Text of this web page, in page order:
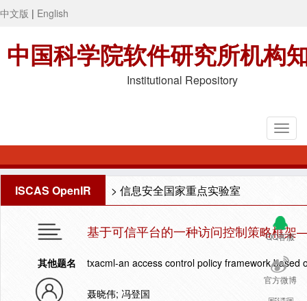
中文版 | English
中国科学院软件研究所机构
Institutional Repository
ISCAS OpenIR > 信息安全国家重点实验室
QQ客服
官方微博
基于可信平台的一种访问控制策略框
其他题名 txacml-an access control policy framework based
聂晓伟; 冯登国